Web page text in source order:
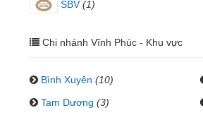
SBV (1)
Chi nhánh Vĩnh Phúc - Khu vực
Bình Xuyên (10)
Tam Dương (3)